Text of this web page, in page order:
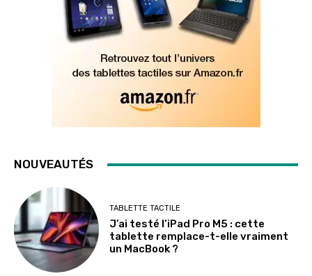
NOUVEAUTÉS
TABLETTE TACTILE
J’ai testé l’iPad Pro M5 : cette
tablette remplace-t-elle vraiment
un MacBook ?